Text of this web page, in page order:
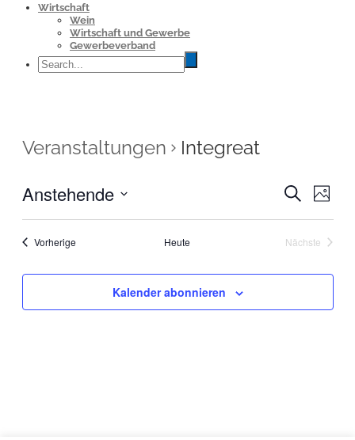
Wirtschaft
Wein
Wirtschaft und Gewerbe
Gewerbeverband
Veranstaltungen Integreat
Suche
Foto
Anstehende
VorherigeVeranstaltungen Heute
Nächste
Kalender abonnieren